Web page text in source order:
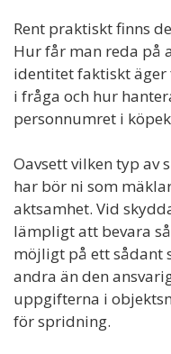
Rent praktiskt finns
Hur får man reda på
identitet faktiskt
i fråga och hur
personnumret i
Oavsett vilken typ av
har bör ni som
aktsamhet. Vid
lämpligt att bevara
möjligt på ett sådant
andra än den
uppgifterna i
för spridning.